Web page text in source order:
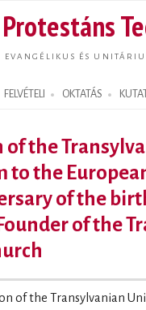
EVANGÉLIKUS ÉS
FELVÉTELI OKTATÁS
the
the
of the
of the
of the Transylvanian